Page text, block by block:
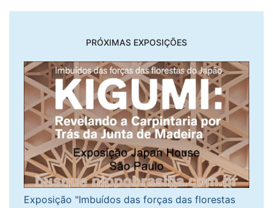
PRÓXIMAS EXPOSIÇÕES
Exposição "Imbuídos das forças das florestas